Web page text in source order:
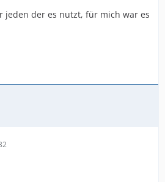
jeden der es nutzt, für mich war es